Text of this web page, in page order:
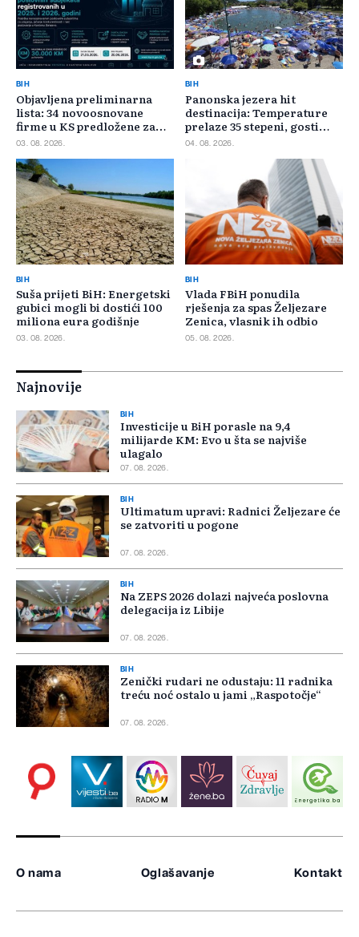
BIH
Objavljena preliminarna
lista: 34 novoosnovane
firme u KS predložene za
400.000 KM poticaja
03. 08. 2026.
BIH
Panonska jezera hit
destinacija: Temperature
prelaze 35 stepeni, gosti
pristižu iz cijele regije
04. 08. 2026.
BIH
Suša prijeti BiH: Energetski
gubici mogli bi dostići 100
miliona eura godišnje
03. 08. 2026.
BIH
Vlada FBiH ponudila
rješenja za spas Željezare
Zenica, vlasnik ih odbio
05. 08. 2026.
Najnovije
BIH
Investicije u BiH porasle na 9,4
milijarde KM: Evo u šta se najviše
ulagalo
07. 08. 2026.
BIH
Ultimatum upravi: Radnici Željezare će
se zatvoriti u pogone
07. 08. 2026.
BIH
Na ZEPS 2026 dolazi najveća poslovna
delegacija iz Libije
07. 08. 2026.
BIH
Zenički rudari ne odustaju: 11 radnika
treću noć ostalo u jami „Raspotočje“
07. 08. 2026.
O nama Oglašavanje Kontakt